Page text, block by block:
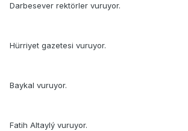
Darbesever rektörler vuruyor.
Hürriyet gazetesi vuruyor.
Baykal vuruyor.
Fatih Altaylý vuruyor.